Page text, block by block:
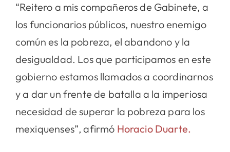
“Reitero a mis compañeros de Gabinete, a
los funcionarios públicos, nuestro enemigo
común es la pobreza, el abandono y la
desigualdad. Los que participamos en este
gobierno estamos llamados a coordinarnos
y a dar un frente de batalla a la imperiosa
necesidad de superar la pobreza para los
mexiquenses”, afirmó Horacio Duarte.